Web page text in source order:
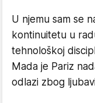
U njemu sam se
kontinuitetu u
tehnološkoj
Mada je Pariz
odlazi zbog